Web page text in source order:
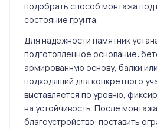
подобрать способ монтажа под
состояние грунта.
Для надежности памятник
подготовленное основание:
армированную основу, балки
подходящий для конкретного
выставляется по уровню,
на устойчивость. После
благоустройство: поставить